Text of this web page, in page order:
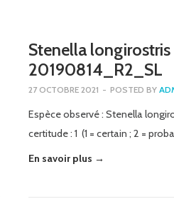
Stenella longirostris
20190814_R2_SL
27 OCTOBRE 2021 - POSTED BY
Espèce observé : Stenella
certitude : 1 (1 = certain ; 2 =
En savoir plus →